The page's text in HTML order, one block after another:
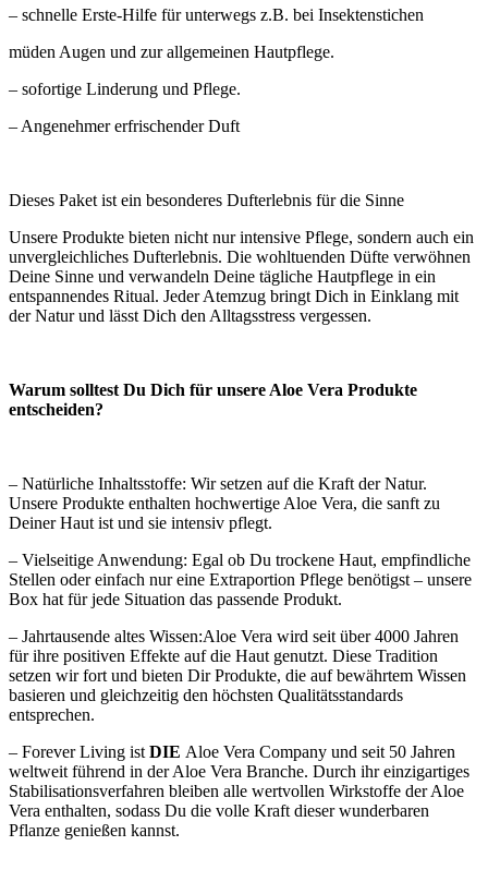
– schnelle Erste-Hilfe für unterwegs z.B. bei Insektenstichen
müden Augen und zur allgemeinen Hautpflege.
– sofortige Linderung und Pflege.
– Angenehmer erfrischender Duft
Dieses Paket ist ein besonderes Dufterlebnis für die Sinne
Unsere Produkte bieten nicht nur intensive Pflege, sondern auch ein
unvergleichliches Dufterlebnis. Die wohltuenden Düfte verwöhnen
Deine Sinne und verwandeln Deine tägliche Hautpflege in ein
entspannendes Ritual. Jeder Atemzug bringt Dich in Einklang mit
der Natur und lässt Dich den Alltagsstress vergessen.
Warum solltest Du Dich für unsere Aloe Vera Produkte
entscheiden?
– Natürliche Inhaltsstoffe: Wir setzen auf die Kraft der Natur.
Unsere Produkte enthalten hochwertige Aloe Vera, die sanft zu
Deiner Haut ist und sie intensiv pflegt.
– Vielseitige Anwendung: Egal ob Du trockene Haut, empfindliche
Stellen oder einfach nur eine Extraportion Pflege benötigst – unsere
Box hat für jede Situation das passende Produkt.
– Jahrtausende altes Wissen:Aloe Vera wird seit über 4000 Jahren
für ihre positiven Effekte auf die Haut genutzt. Diese Tradition
setzen wir fort und bieten Dir Produkte, die auf bewährtem Wissen
basieren und gleichzeitig den höchsten Qualitätsstandards
entsprechen.
– Forever Living ist DIE Aloe Vera Company und seit 50 Jahren
weltweit führend in der Aloe Vera Branche. Durch ihr einzigartiges
Stabilisationsverfahren bleiben alle wertvollen Wirkstoffe der Aloe
Vera enthalten, sodass Du die volle Kraft dieser wunderbaren
Pflanze genießen kannst.